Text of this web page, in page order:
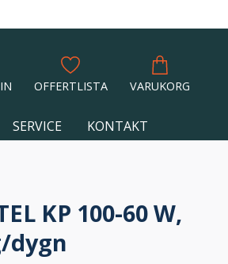
OFFERTLISTA VARUKORG
SERVICE KONTAKT
KP 100-60 W,
dygn